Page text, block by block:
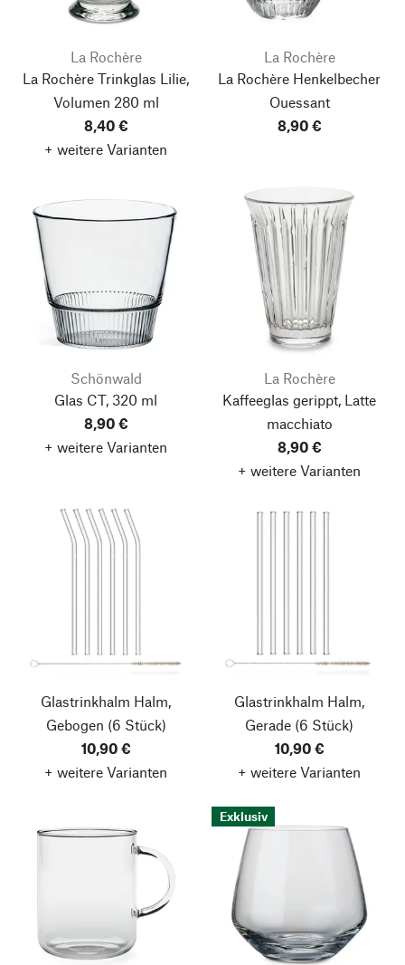
La Rochère
La Rochère Trinkglas Lilie,
Volumen 280 ml
8,40 €
+ weitere Varianten
La Rochère
La Rochère Henkelbecher
Ouessant
8,90 €
Schönwald
Glas CT, 320 ml
8,90 €
+ weitere Varianten
La Rochère
Kaffeeglas gerippt, Latte
macchiato
8,90 €
+ weitere Varianten
Glastrinkhalm Halm,
Gebogen (6 Stück)
10,90 €
+ weitere Varianten
Glastrinkhalm Halm,
Gerade (6 Stück)
10,90 €
+ weitere Varianten
Exklusiv